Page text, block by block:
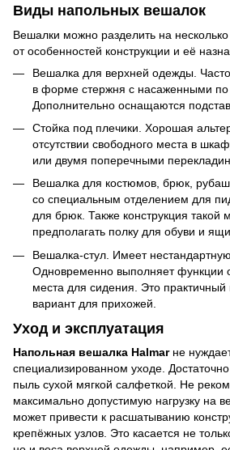
Виды напольных вешалок
Вешалки можно разделить на несколько
от особенностей конструкции и её
Вешалка для верхней одежды. Часто
в форме стержня с насаженными по
Дополнительно оснащаются
Стойка под плечики. Хорошая
отсутствии свободного места в
или двумя поперечными
Вешалка для костюмов, брюк,
со специальным отделением для
для брюк. Также конструкция такой
предполагать полку для обуви и
Вешалка-стул. Имеет
Одновременно выполняет функции
места для сидения. Это
вариант для прихожей.
Уход и эксплуатация
Напольная вешалка Halmarне
специализированном уходе.
пыль сухой мягкой салфеткой. Не
максимально допустимую нагрузку на
может привести к расшатыванию
крепёжных узлов. Это касается не